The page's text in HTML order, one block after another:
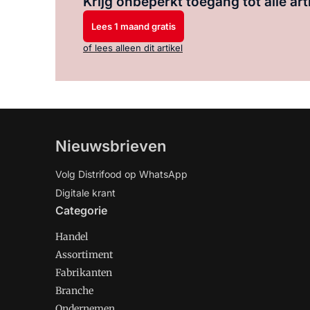
Lees 1 maand gratis
of lees alleen dit artikel
Nieuwsbrieven
Volg Distrifood op WhatsApp
Digitale krant
Categorie
Handel
Assortiment
Fabrikanten
Branche